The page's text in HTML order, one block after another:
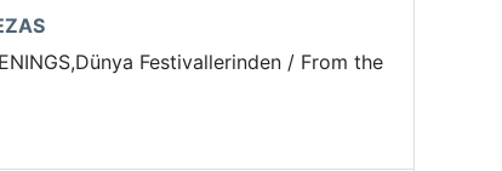
Festivallerinden / From the